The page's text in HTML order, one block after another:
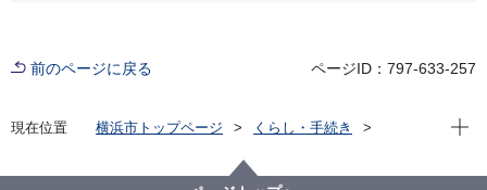
前のページに戻る ページID：797-633-257
現在位置 横浜市トップページ
くらし・手続き
横浜市市民協働推進センター
現在